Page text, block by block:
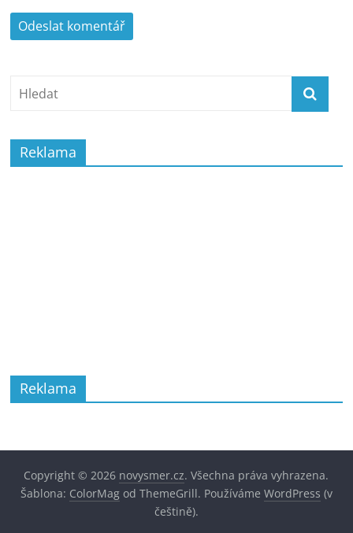
Reklama
Reklama
Copyright © 2026 novysmer.cz. Všechna práva vyhrazena.
Šablona: ColorMagod ThemeGrill. Používáme WordPress (v
češtině).